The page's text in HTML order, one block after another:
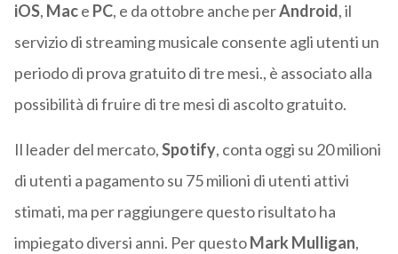
iOS, Mace PC, e da ottobre anche perAndroid, il
servizio di streaming musicale consente agli utenti un
periodo di prova gratuito di tre mesi., è associato alla
possibilità di fruire di tre mesi di ascolto gratuito.
Il leader del mercato,Spotify, conta oggi su 20 milioni
di utenti a pagamento su 75 milioni di utenti attivi
stimati, ma per raggiungere questo risultato ha
impiegato diversi anni. Per questoMark Mulligan,